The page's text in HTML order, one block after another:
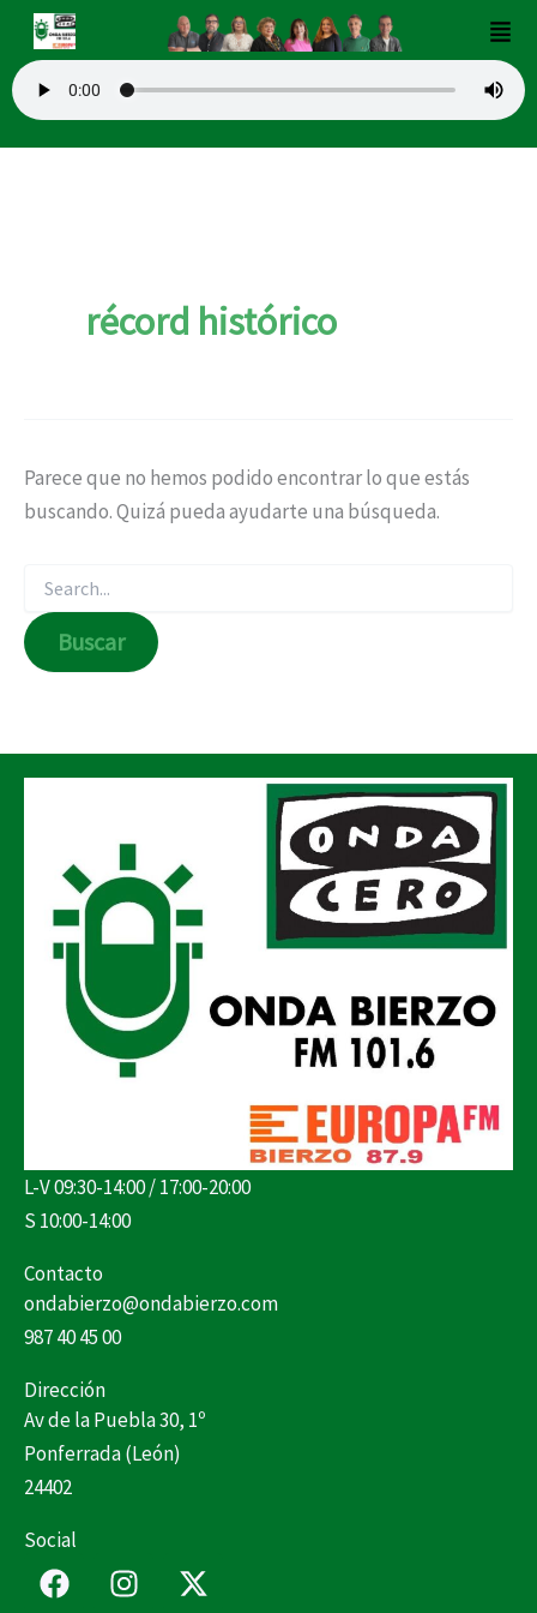
contenido
récord histórico
Parece que no hemos podido encontrar lo que estás
buscando. Quizá pueda ayudarte una búsqueda.
Buscar
por:
L-V 09:30-14:00 / 17:00-20:00
S 10:00-14:00
Contacto
ondabierzo@ondabierzo.com
987 40 45 00
Dirección
Av de la Puebla 30, 1º
Ponferrada (León)
24402
Social
F
a
I
n
X
-